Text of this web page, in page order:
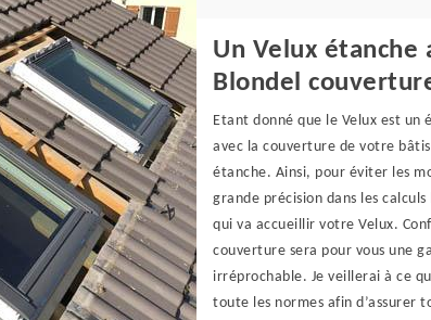
Un Velux étanche
Blondel
Etant donné que le Velux est
avec la couverture de votre
étanche. Ainsi, pour éviter les
grande précision dans les
qui va accueillir votre Velux.
couverture sera pour vous une
irréprochable. Je veillerai à ce
toute les normes afin